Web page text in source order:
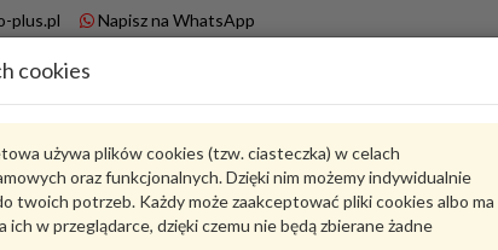
plus.pl Napisz na WhatsApp
cookies
używa plików cookies (tzw. ciasteczka) w celach
oraz funkcjonalnych. Dzięki nim możemy indywidualnie
twoich potrzeb. Każdy może zaakceptować pliki cookies albo ma
ich w przeglądarce, dzięki czemu nie będą zbierane żadne
produktu